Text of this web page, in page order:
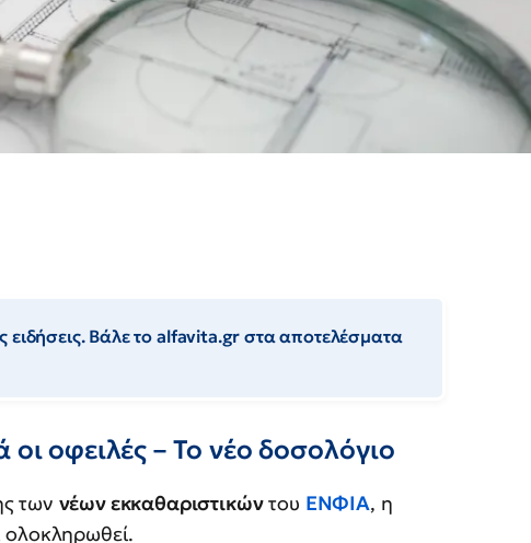
ειδήσεις. Βάλε το alfavita.gr στα αποτελέσματα
οφειλές – Το νέο δοσολόγιο
των νέων εκκαθαριστικώντου ΕΝΦΙΑ, η
ολοκληρωθεί.